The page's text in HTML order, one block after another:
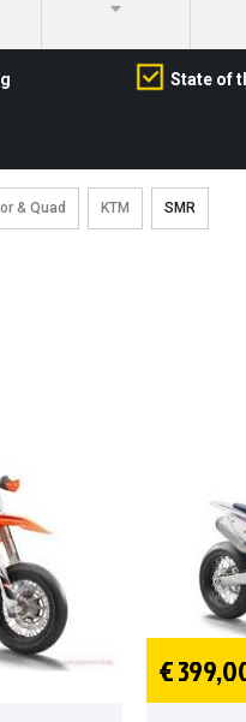
State of
& Quad KTM SMR
€